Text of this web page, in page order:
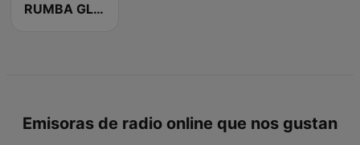
RUMBA GLOBAL TRUJILLO
Emisoras de radio online que nos gustan